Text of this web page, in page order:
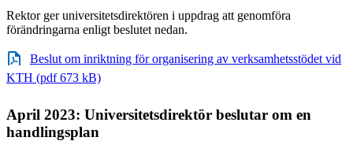
Rektor ger universitetsdirektören i uppdrag att genomföra
förändringarna enligt beslutet nedan.
Beslut om inriktning för organisering av verksamhetsstödet vid
KTH (pdf 673 kB)
April 2023: Universitetsdirektör beslutar om en
handlingsplan